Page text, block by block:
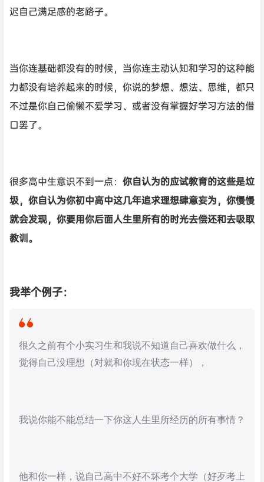
迟自己满足感的老路子。
当你连基础都没有的时候，当你连主动认知和学习的这种能
力都没有培养起来的时候，你说的梦想、想法、思维，都只
不过是你自己偷懒不爱学习、或者没有掌握好学习方法的借
口罢了。
很多高中生意识不到一点： 你自认为的应试教育的这些是垃
圾，你自认为你初中高中这几年追求理想肆意妄为，你慢慢
就会发现，你要用你后面人生里所有的时光去偿还和去吸取
教训。
我举个例子：
很久之前有个小实习生和我说不知道自己喜欢做什么，
觉得自己没理想（对就和你现在状态一样），
我说你能不能总结一下你这人生里所经历的所有事情？
他和你一样，说自己高中不好不坏考个大学（好歹考上